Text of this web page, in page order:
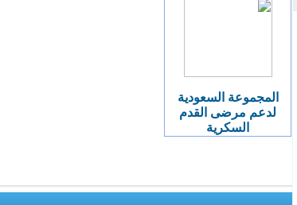
المجموعة السعودية
لدعم مرضى القدم
السكرية